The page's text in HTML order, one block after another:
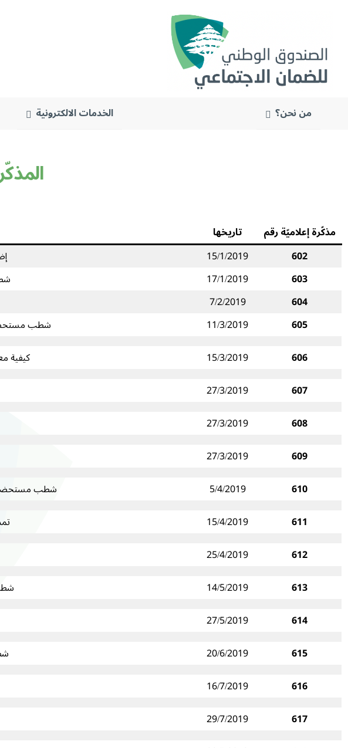
من نحن؟ الخدمات الالكترونية
مذكّرة إعلاميّة رقم تاريخها
602
15/1/2019
603
17/1/2019
604
7/2/2019
605
11/3/2019 شطب
606
15/3/2019 كيفية
607
27/3/2019
608
27/3/2019
609
27/3/2019
610
5/4/2019 شطب
611
15/4/2019
612
25/4/2019
613
14/5/2019
614
27/5/2019
615
20/6/2019
616
16/7/2019
617
29/7/2019